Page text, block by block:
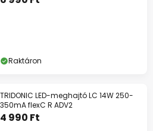
Raktáron
TRIDONIC LED-meghajtó LC 14W 250-
350mA flexC R ADV2
4 990 Ft